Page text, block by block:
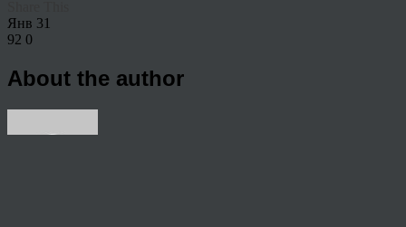
Янв 31
92 0
About the author